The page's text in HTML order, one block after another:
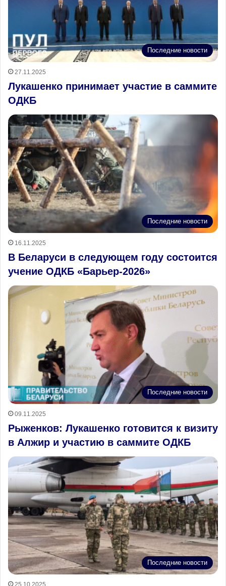
Последние новости
27.11.2025
Лукашенко принимает участие в саммите
ОДКБ
Последние новости
16.11.2025
В Беларуси в следующем году состоится
учение ОДКБ «Барьер-2026»
Последние новости
09.11.2025
Рыженков: Лукашенко готовится к визиту
в Алжир и участию в саммите ОДКБ
Последние новости
25.10.2025